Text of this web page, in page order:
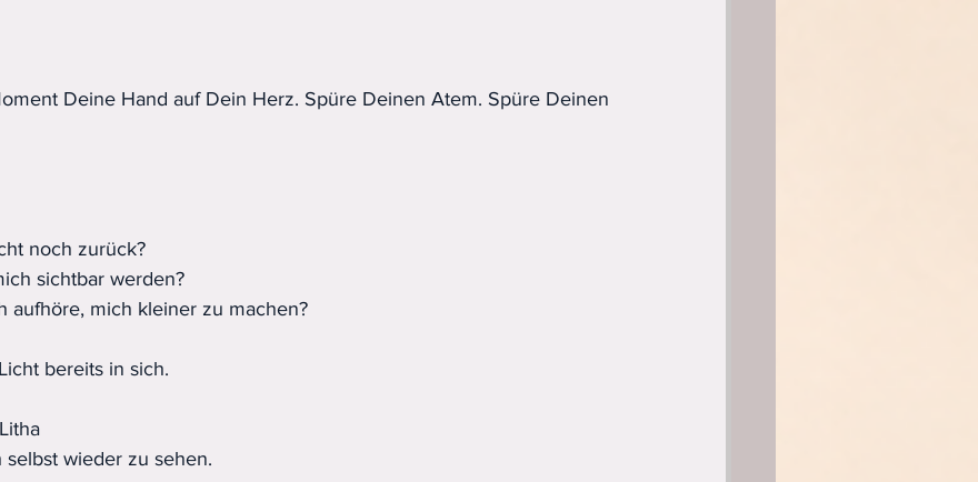
Deine Hand auf Dein Herz. Spüre Deinen Atem. Spüre Deinen
noch zurück?
sichtbar werden?
aufhöre, mich kleiner zu machen?
bereits in sich.
selbst wieder zu sehen.